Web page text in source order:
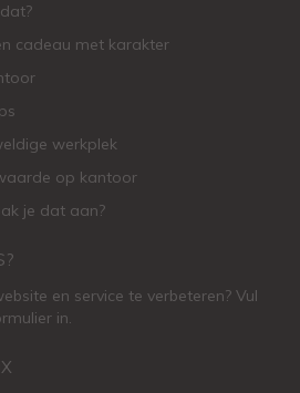
cadeau met karakter
werkplek
op kantoor
je dat aan?
en service te verbeteren? Vul
in.